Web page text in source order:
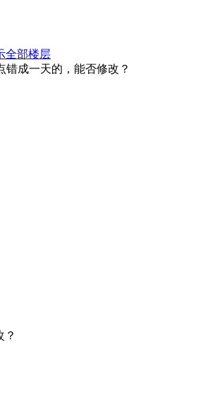
全部楼层
错成一天的，能否修改？
？